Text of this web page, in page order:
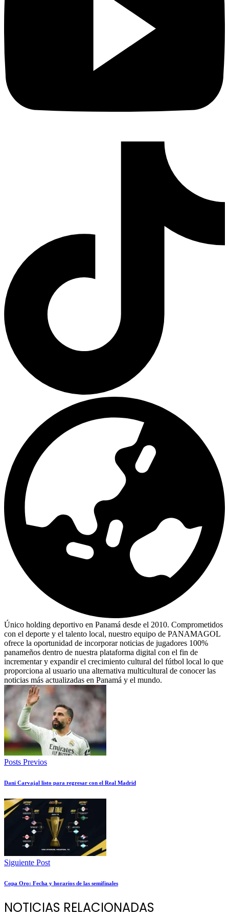
Único holding deportivo en Panamá desde el 2010. Comprometidos
con el deporte y el talento local, nuestro equipo de PANAMAGOL
ofrece la oportunidad de incorporar noticias de jugadores 100%
panameños dentro de nuestra plataforma digital con el fin de
incrementar y expandir el crecimiento cultural del fútbol local lo que
proporciona al usuario una alternativa multicultural de conocer las
noticias más actualizadas en Panamá y el mundo.
Posts Previos
Dani Carvajal listo para regresar con el Real Madrid
Siguiente Post
Copa Oro: Fecha y horarios de las semifinales
NOTICIAS RELACIONADAS